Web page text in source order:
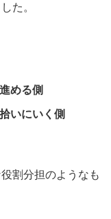
た。
める側
いにいく側
割分担のようなも